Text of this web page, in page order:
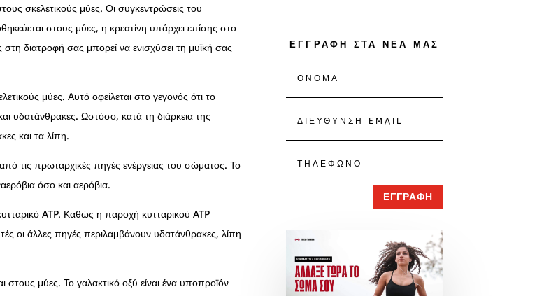
σκελετικούς μύες. Οι συγκεντρώσεις του
στους μύες, η κρεατίνη υπάρχει επίσης στο
διατροφή σας μπορεί να ενισχύσει τη μυϊκή σας
μύες. Αυτό οφείλεται στο γεγονός ότι το
υδατάνθρακες. Ωστόσο, κατά τη διάρκεια της
και τα λίπη.
από τις πρωταρχικές πηγές ενέργειας του σώματος. Το
όσο και αερόβια.
ATP. Καθώς η παροχή κυτταρικού ATP
οι άλλες πηγές περιλαμβάνουν υδατάνθρακες, λίπη
μύες. Το γαλακτικό οξύ είναι ένα υποπροϊόν
ΕΓΓΡΑΦΗ ΣΤΑ ΝΕΑ ΜΑΣ
ΕΓΓΡΑΦΗ